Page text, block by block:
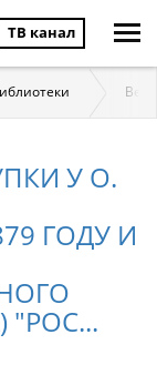
ТВ канал
У О.
ГОДУ И
"РОС...